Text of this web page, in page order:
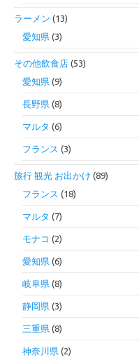
ラーメン (13)
愛知県 (3)
その他飲食店 (53)
愛知県 (9)
長野県 (8)
マルタ (6)
フランス (3)
旅行 観光 お出かけ (89)
フランス (18)
マルタ (7)
モナコ (2)
愛知県 (6)
岐阜県 (8)
静岡県 (3)
三重県 (8)
神奈川県 (2)